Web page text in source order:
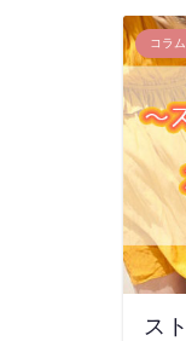
コラム
ス